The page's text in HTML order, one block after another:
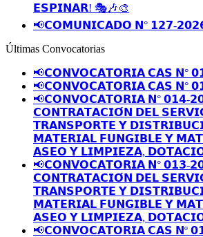
𝗘𝗦𝗣𝗜𝗡𝗔𝗥! 🎭🎶🎨
📢𝗖𝗢𝗠𝗨𝗡𝗜𝗖𝗔𝗗𝗢 𝗡° 𝟭𝟮𝟳-
Últimas Convocatorias
📢𝗖𝗢𝗡𝗩𝗢𝗖𝗔𝗧𝗢𝗥𝗜𝗔 𝗖𝗔𝗦 𝗡°
📢𝗖𝗢𝗡𝗩𝗢𝗖𝗔𝗧𝗢𝗥𝗜𝗔 𝗖𝗔𝗦 𝗡°
📢𝗖𝗢𝗡𝗩𝗢𝗖𝗔𝗧𝗢𝗥𝗜𝗔 𝗡° 𝟬𝟭𝟰-
𝗖𝗢𝗡𝗧𝗥𝗔𝗧𝗔𝗖𝗜𝗢́𝗡 𝗗𝗘𝗟
𝗧𝗥𝗔𝗡𝗦𝗣𝗢𝗥𝗧𝗘 𝗬
𝗠𝗔𝗧𝗘𝗥𝗜𝗔𝗟 𝗙𝗨𝗡𝗚𝗜𝗕𝗟𝗘 𝗬
𝗔𝗦𝗘𝗢 𝗬 𝗟𝗜𝗠𝗣𝗜𝗘𝗭𝗔,
📢𝗖𝗢𝗡𝗩𝗢𝗖𝗔𝗧𝗢𝗥𝗜𝗔 𝗡° 𝟬𝟭𝟯-
𝗖𝗢𝗡𝗧𝗥𝗔𝗧𝗔𝗖𝗜𝗢́𝗡 𝗗𝗘𝗟
𝗧𝗥𝗔𝗡𝗦𝗣𝗢𝗥𝗧𝗘 𝗬
𝗠𝗔𝗧𝗘𝗥𝗜𝗔𝗟 𝗙𝗨𝗡𝗚𝗜𝗕𝗟𝗘 𝗬
𝗔𝗦𝗘𝗢 𝗬 𝗟𝗜𝗠𝗣𝗜𝗘𝗭𝗔,
📢𝗖𝗢𝗡𝗩𝗢𝗖𝗔𝗧𝗢𝗥𝗜𝗔 𝗖𝗔𝗦 𝗡º